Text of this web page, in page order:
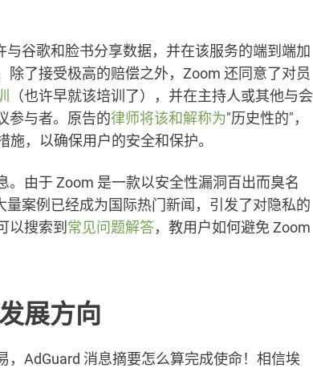
谷歌和脸书分享数据，并在该服务的端到端加
除了接受极高的赔偿之外，Zoom 还同意了对员
（也许早就该培训了），并在主持人或其他与会
参与者。原告的律师将该和解称为"历史性的"，
，以确保用户的安全和保护。
。由于 Zoom 是一款以安全性漏洞百出而臭名
案例已经成为国际热门新闻，引发了对隐私的
以搜索到 常见问题解答，教用户如何避免 Zoom
展方向
，AdGuard 消息摘要怎么算完成使命！相信埃